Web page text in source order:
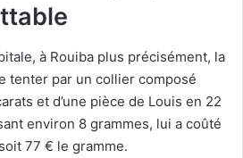
à Rouiba plus précisément, la
tenter par un collier composé
et d’une pièce de Louis en 22
environ 8 grammes, lui a coûté
77 € le gramme.